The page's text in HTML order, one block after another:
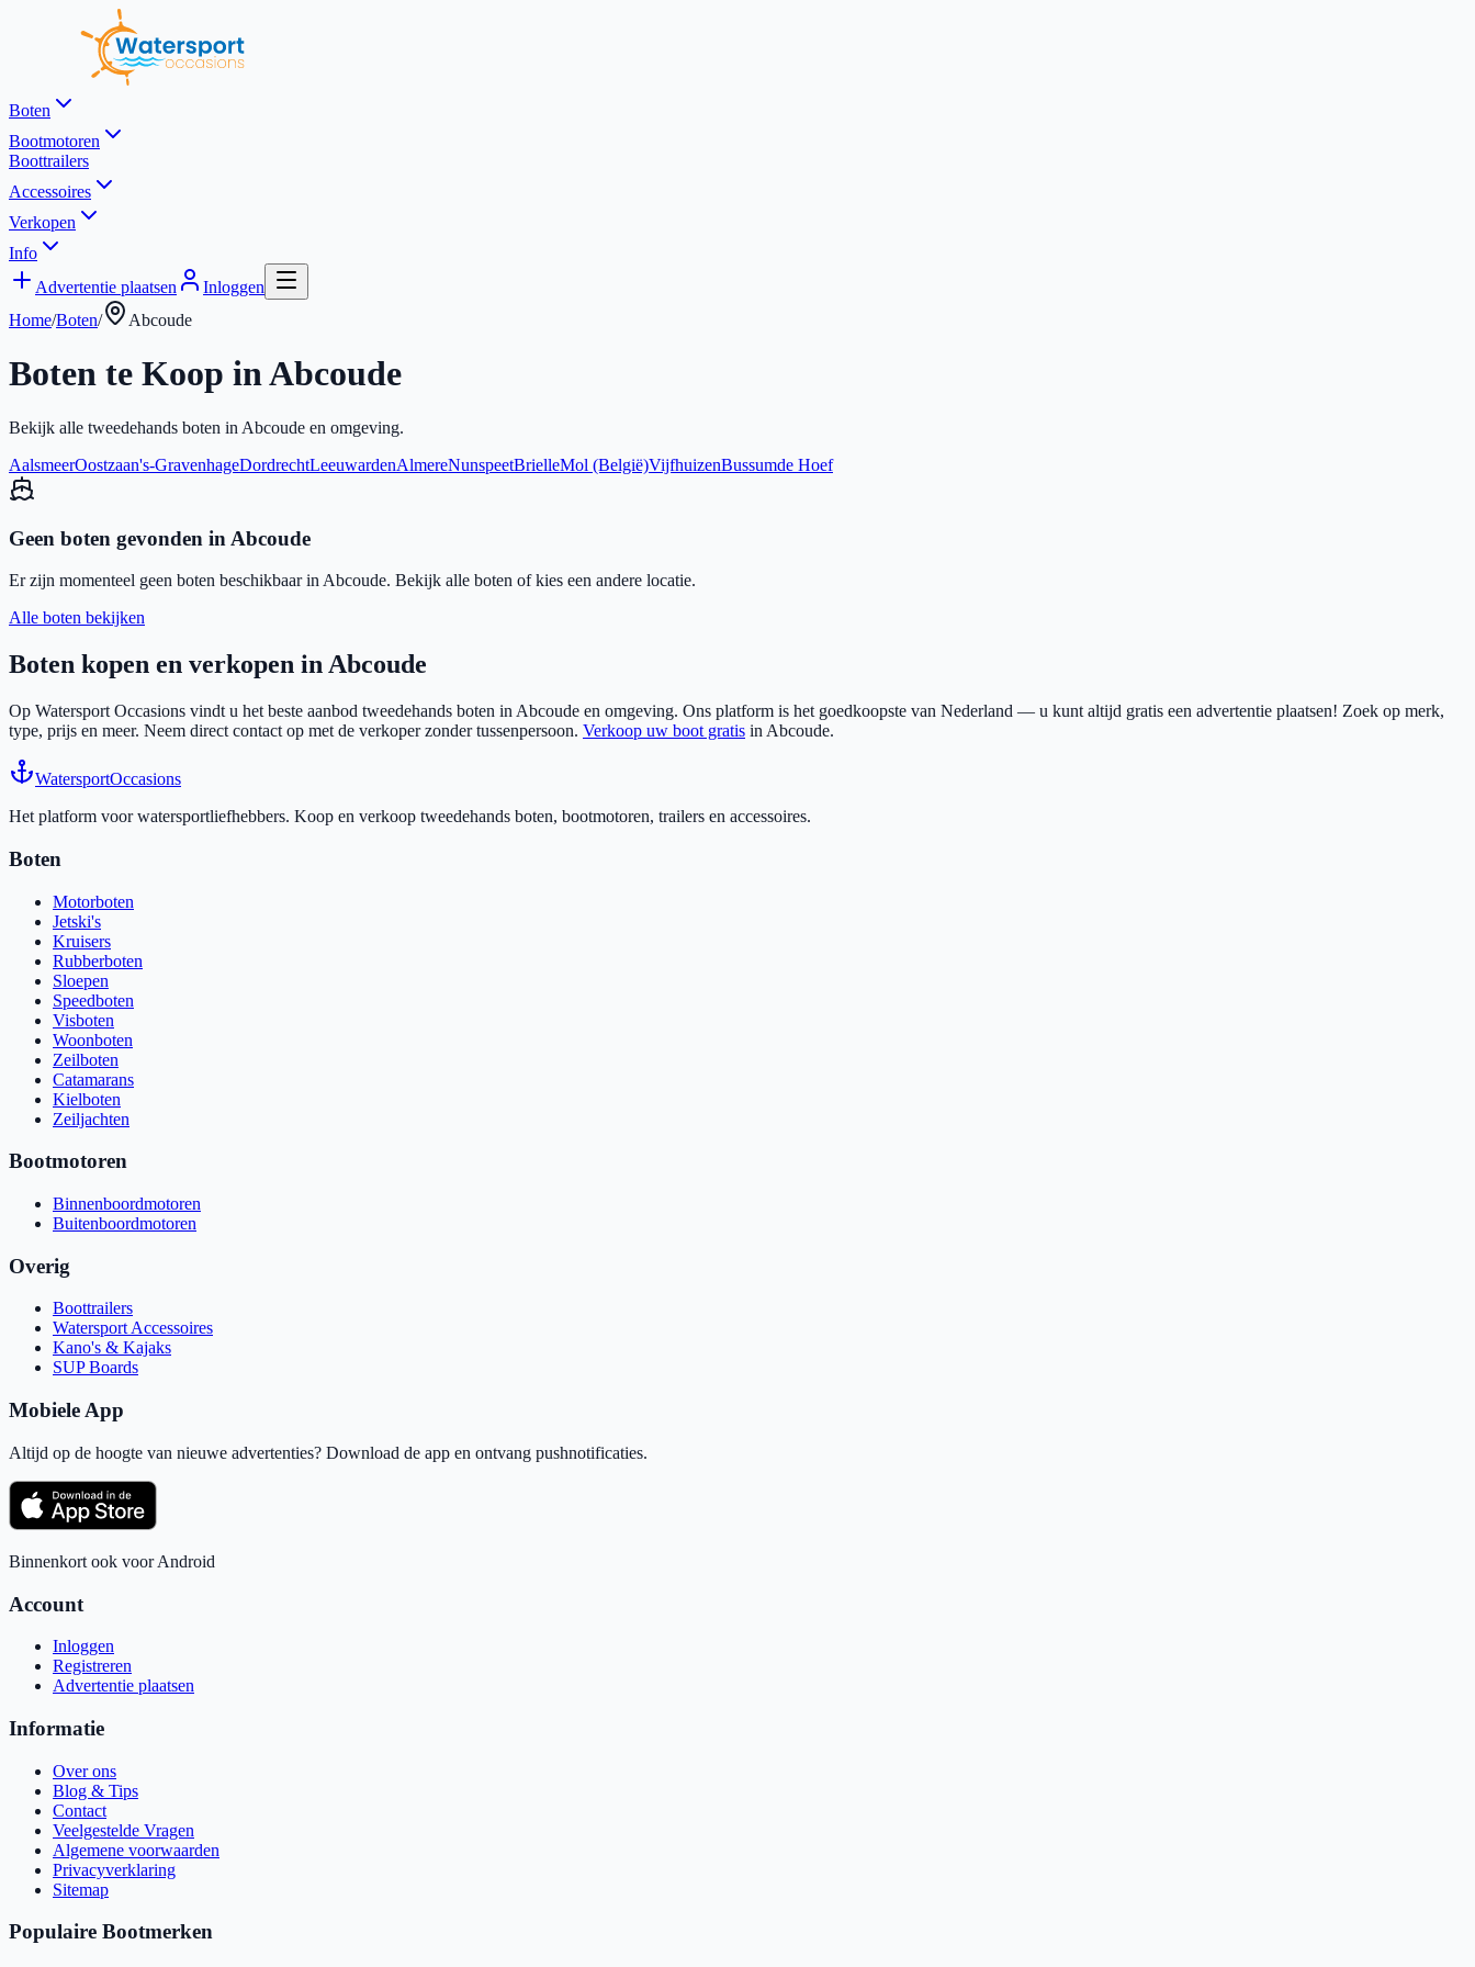
Boten
Bootmotoren
Boottrailers
Accessoires
Verkopen
Info
Advertentie plaatsen
Inloggen
Home/Boten/ Abcoude
Boten te Koop inAbcoude
Bekijk alle tweedehands boten in Abcoude en omgeving.
AalsmeerOostzaan's-GravenhageDordrechtLeeuwardenAlmereNunspeetBrielleMol (België)VijfhuizenBussumde Hoef
Geen boten gevonden in Abcoude
Er zijn momenteel geen boten beschikbaar in Abcoude. Bekijk alle boten of kies een andere locatie.
Alle boten bekijken
Boten kopen en verkopen inAbcoude
Op Watersport Occasions vindt u het beste aanbod tweedehands boten in Abcoude en omgeving. Ons platform is het goedkoopste van Nederland — u kunt altijd gratis een advertentie plaatsen! Zoek op merk,
type, prijs en meer. Neem direct contact op met de verkoper zonder tussenpersoon. Verkoop uw boot gratis in Abcoude.
WatersportOccasions
Het platform voor watersportliefhebbers. Koop en verkoop tweedehands boten, bootmotoren, trailers en accessoires.
Boten
Motorboten
Jetski's
Kruisers
Rubberboten
Sloepen
Speedboten
Visboten
Woonboten
Zeilboten
Catamarans
Kielboten
Zeiljachten
Bootmotoren
Binnenboordmotoren
Buitenboordmotoren
Overig
Boottrailers
Watersport Accessoires
Kano's & Kajaks
SUP Boards
Mobiele App
Altijd op de hoogte van nieuwe advertenties? Download de app en ontvang pushnotificaties.
Binnenkort ook voor Android
Account
Inloggen
Registreren
Advertentie plaatsen
Informatie
Over ons
Blog & Tips
Contact
Veelgestelde Vragen
Algemene voorwaarden
Privacyverklaring
Sitemap
Populaire Bootmerken